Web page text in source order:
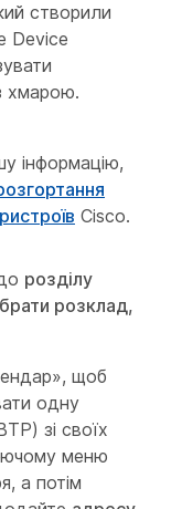
створили
Device
хмарою.
інформацію,
Cisco.
розділу
розклад,
щоб
одну
зі своїх
меню
а потім